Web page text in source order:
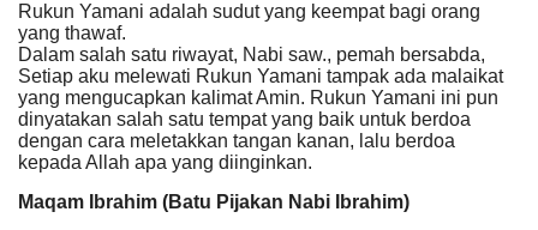
Rukun Yamani adalah sudut yang keempat bagi orang
yang thawaf.
Dalam salah satu riwayat, Nabi saw., pemah bersabda,
Setiap aku melewati Rukun Yamani tampak ada malaikat
yang mengucapkan kalimat Amin. Rukun Yamani ini pun
dinyatakan salah satu tempat yang baik untuk berdoa
dengan cara meletakkan tangan kanan, lalu berdoa
kepada Allah apa yang diinginkan.
Maqam Ibrahim (Batu Pijakan Nabi Ibrahim)